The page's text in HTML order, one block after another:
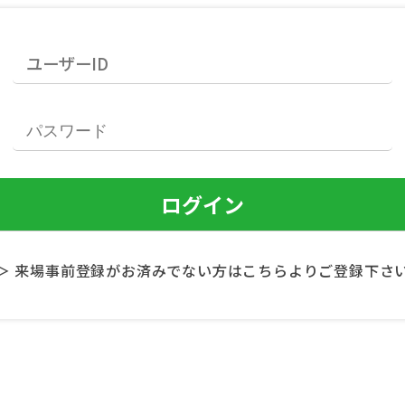
来場事前登録がお済みでない方はこちらよりご登録下さ